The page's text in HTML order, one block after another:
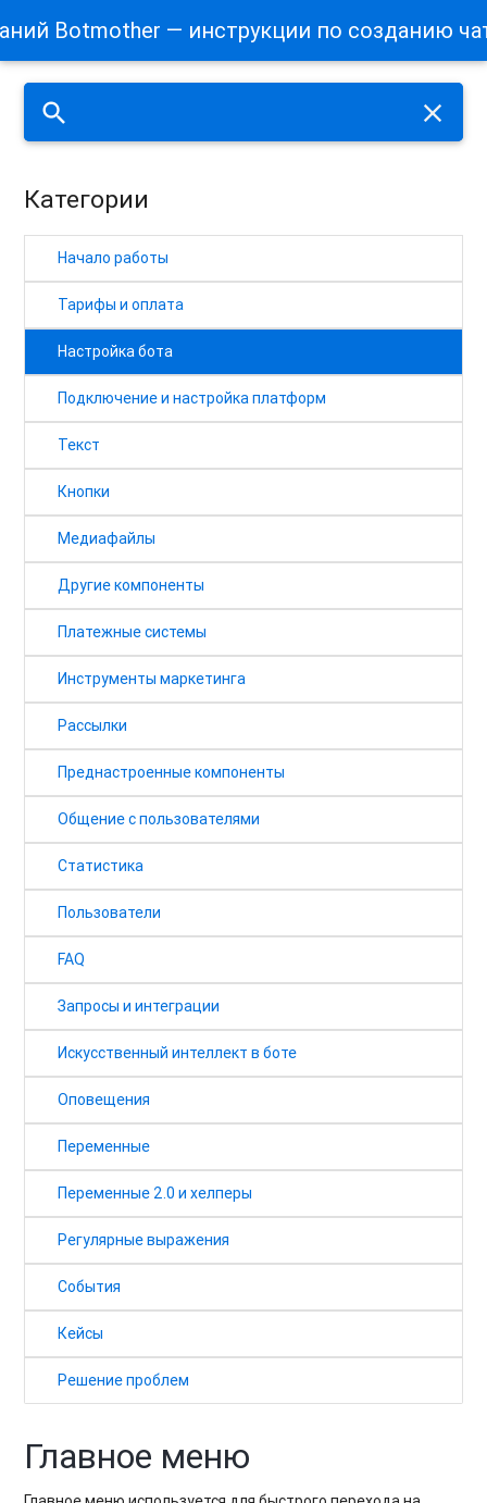
Botmother — инструкции по созданию
search close
Категории
Начало работы
Тарифы и оплата
Настройка бота
Подключение и настройка платформ
Текст
Кнопки
Медиафайлы
Другие компоненты
Платежные системы
Инструменты маркетинга
Рассылки
Преднастроенные компоненты
Общение с пользователями
Статистика
Пользователи
FAQ
Запросы и интеграции
Искусственный интеллект в боте
Оповещения
Переменные
Переменные 2.0 и хелперы
Регулярные выражения
События
Кейсы
Решение проблем
Главное меню